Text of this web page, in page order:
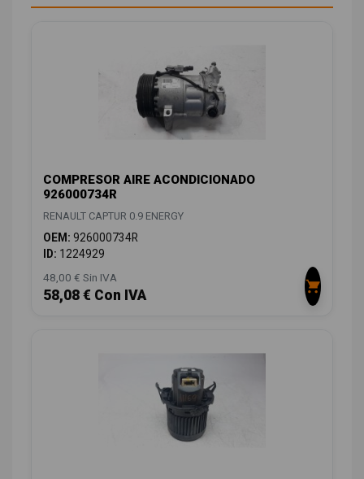
COMPRESOR AIRE ACONDICIONADO
926000734R
RENAULT CAPTUR 0.9 ENERGY
OEM: 926000734R
ID: 1224929
48,00 € Sin IVA
58,08 € Con IVA